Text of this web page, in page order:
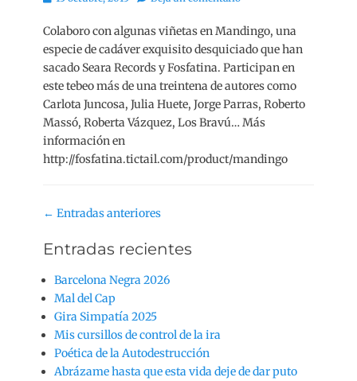
Colaboro con algunas viñetas en Mandingo, una
especie de cadáver exquisito desquiciado que han
sacado Seara Records y Fosfatina. Participan en
este tebeo más de una treintena de autores como
Carlota Juncosa, Julia Huete, Jorge Parras, Roberto
Massó, Roberta Vázquez, Los Bravú… Más
información en
http://fosfatina.tictail.com/product/mandingo
Navegación
entradas
← Entradas anteriores
Entradas recientes
Barcelona Negra 2026
Mal del Cap
Gira Simpatía 2025
Mis cursillos de control de la ira
Poética de la Autodestrucción
Abrázame hasta que esta vida deje de dar puto